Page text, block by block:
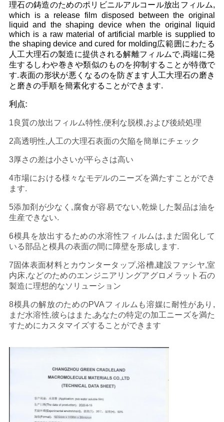
引
金
を
求
め
て
く
だ
さ
い
地
図
PRIVACY
POLICY
理石の鋳造のためのポリビニルアルコール放出フィルム,
which is a release film disposed between the original
liquid and the shaping device when the original liquid
which is a raw material of artificial marble is supplied to
the shaping device and cured for molding広範囲にわたる
人工大理石の製造に提供される解離フィルムで,両端に発
生するしわや巻きや類似のものを抑制することが特徴で
す.表面の形状が悪くなるのを防ぎます人工大理石の磨き
と磨きの手順を簡素化することができます.
利点:
1良質の放出フィルム特性,便利な脱模,および後続処理
2高透明性,人工の大理石表面の欠陥を簡単にチェック
3厚さの差は小さいが平らさは高い
4市場における様々なモデルのニーズを満たすことができ
ます.
5添加剤が少なく,腐食が容易でない,乾燥した製品は油を
生産できない.
6模具を放出するための水溶性フィルムは,まだ固化して
いる部品と模具の表面の間に障壁を形成します.
7固体表面材料とカウンタータップ,浴槽,建設ファシヤ,室
内床,などのためのエンジニアリングアグロメラット石の
製造に理想的なソリューション
8模具の解放のためのPVAフィルムも溶媒に耐性があり,
まだ水溶性,彼らはまた,あなたの特定の加工ニーズを満た
すためにカスタマイズすることができます